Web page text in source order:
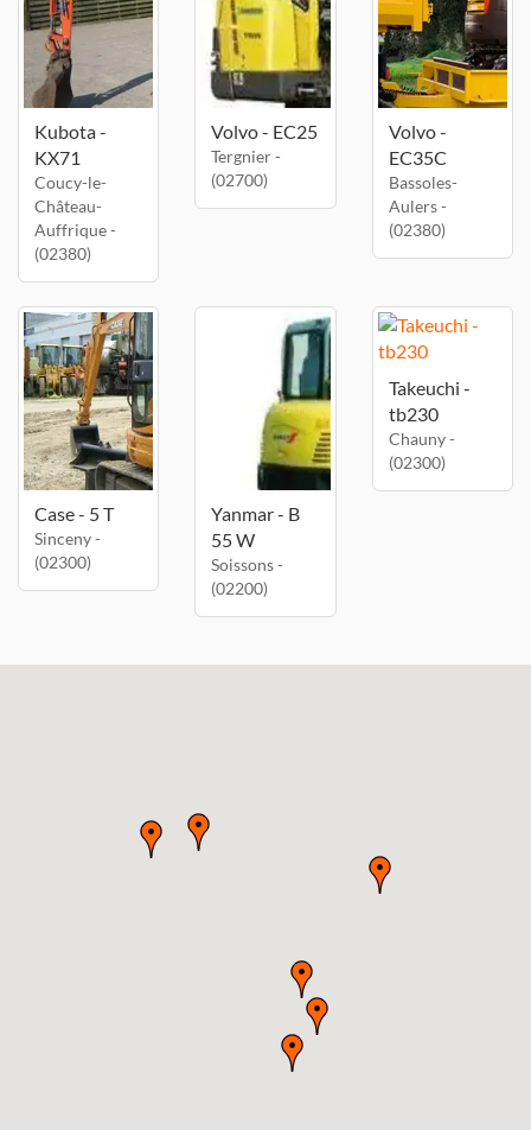
Kubota -
KX71
Coucy-le-
Château-
Auffrique -
(02380)
Volvo - EC25
Tergnier -
(02700)
Volvo -
EC35C
Bassoles-
Aulers -
(02380)
Case - 5 T
Sinceny -
(02300)
Yanmar - B
55 W
Soissons -
(02200)
Takeuchi -
tb230
Chauny -
(02300)